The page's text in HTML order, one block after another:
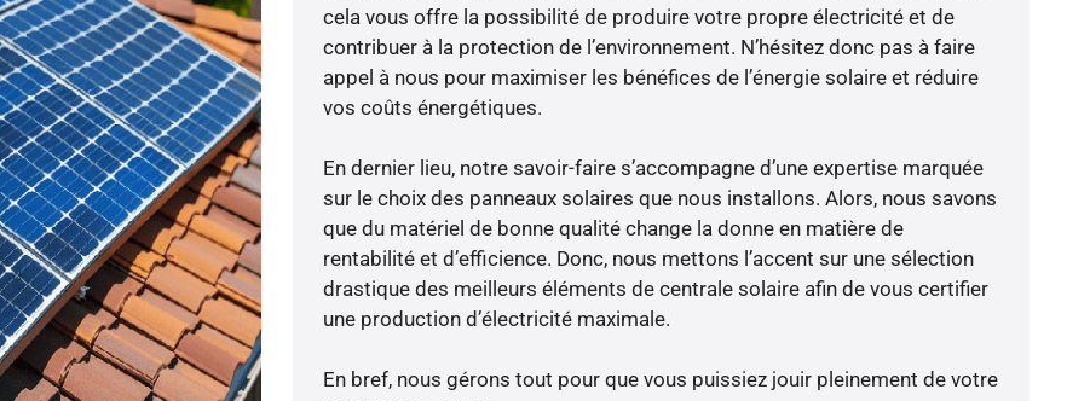
cela vous offre la possibilité de produire votre propre électricité et de
contribuer à la protection de l’environnement. N’hésitez donc pas à faire
appel à nous pour maximiser les bénéfices de l’énergie solaire et réduire
vos coûts énergétiques.
En dernier lieu, notre savoir-faire s’accompagne d’une expertise marquée
sur le choix des panneaux solaires que nous installons. Alors, nous savons
que du matériel de bonne qualité change la donne en matière de
rentabilité et d’efficience. Donc, nous mettons l’accent sur une sélection
drastique des meilleurs éléments de centrale solaire afin de vous certifier
une production d’électricité maximale.
En bref, nous gérons tout pour que vous puissiez jouir pleinement de votre